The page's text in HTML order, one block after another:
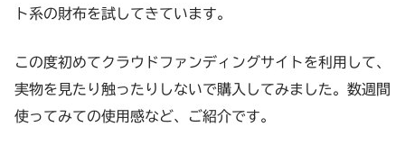
ト系の財布を試してきています。
この度初めてクラウドファンディングサイトを利用して、
実物を見たり触ったりしないで購入してみました。数週間
使ってみての使用感など、ご紹介です。